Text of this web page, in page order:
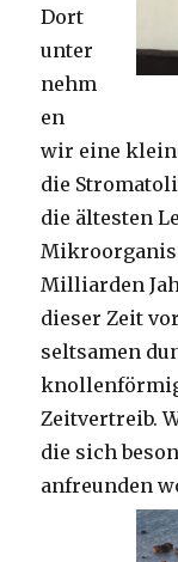
Dort
unter
nehm
en
wir eine
die
die ältesten
Milliarden
dieser Zeit
seltsamen
Zeitvertreib.
die sich
anfreunden